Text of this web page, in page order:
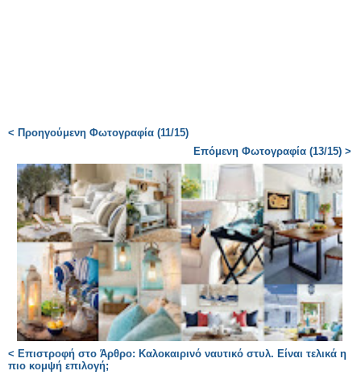
< Προηγούμενη Φωτογραφία (11/15)
Επόμενη Φωτογραφία (13/15) >
< Επιστροφή στο Άρθρο: Καλοκαιρινό ναυτικό στυλ. Είναι τελικά η
πιο κομψή επιλογή;